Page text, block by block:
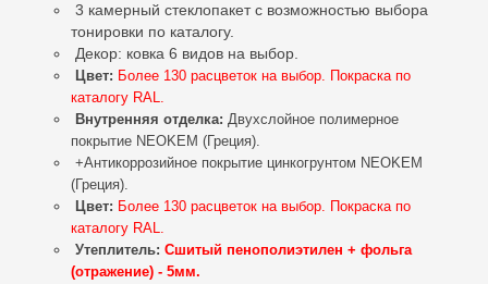
3 камерный стеклопакет с возможностью выбора
тонировки по каталогу.
Декор: ковка 6 видов на выбор.
Цвет: Более 130 расцветок на выбор. Покраска по
каталогу RAL.
Внутренняя отделка: Двухслойное полимерное
покрытие NEOKEM (Греция).
+Антикоррозийное покрытие цинкогрунтом NEOKEM
(Греция).
Цвет: Более 130 расцветок на выбор. Покраска по
каталогу RAL.
Утеплитель: Сшитый пенополиэтилен + фольга
(отражение) - 5мм.